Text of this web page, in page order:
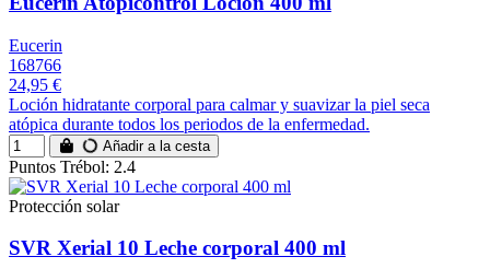
Eucerin
168766
24,95 €
Loción hidratante corporal para calmar y suavizar la piel seca
atópica durante todos los periodos de la enfermedad.
Añadir a la cesta
Puntos Trébol: 2.4
Protección solar
SVR Xerial 10 Leche corporal 400 ml